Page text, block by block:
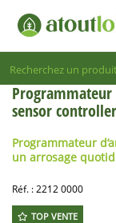
sensor controller
Programmateur
un arrosage
Réf. :2212 0000
TOP VENTE